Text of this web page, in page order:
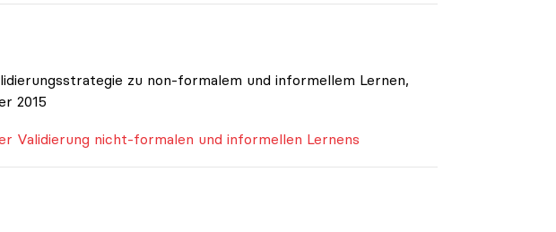
zu non-formalem und informellem Lernen,
2015
Validierung nicht-formalen und informellen Lernens